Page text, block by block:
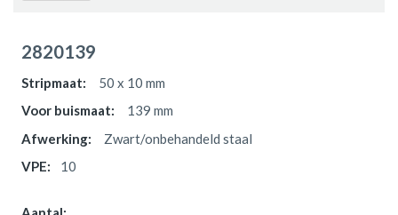
2820139
50 x 10 mm
139 mm
Zwart/onbehandeld staal
10